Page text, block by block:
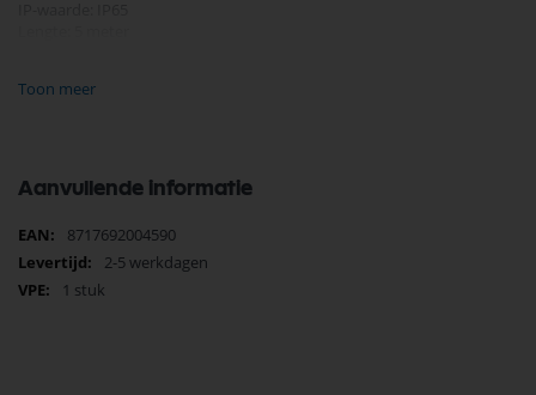
Toon meer
Aanvullende informatie
Meer
informatie
8717692004590
2-5 werkdagen
1 stuk